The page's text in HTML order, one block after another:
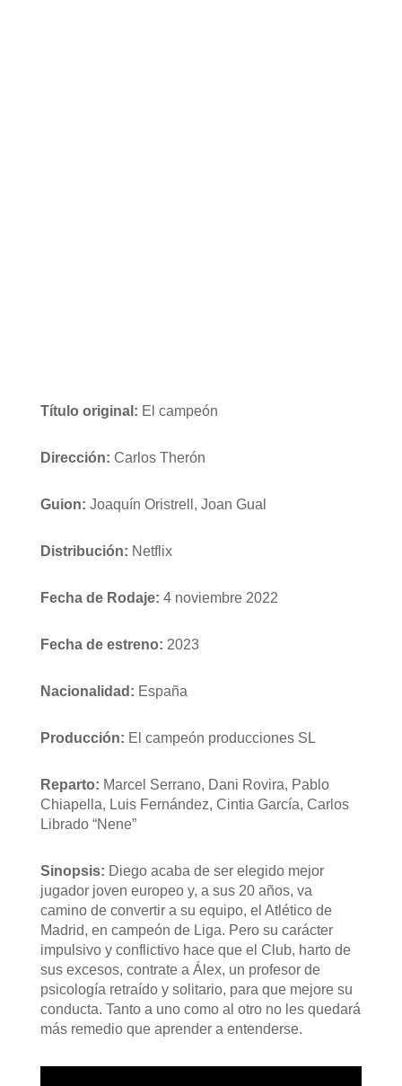
Título original: El campeón
Dirección: Carlos Therón
Guion: Joaquín Oristrell, Joan Gual
Distribución: Netflix
Fecha de Rodaje: 4 noviembre 2022
Fecha de estreno: 2023
Nacionalidad: España
Producción: El campeón producciones SL
Reparto: Marcel Serrano, Dani Rovira, Pablo
Chiapella, Luis Fernández, Cintia García, Carlos
Librado “Nene”
Sinopsis: Diego acaba de ser elegido mejor
jugador joven europeo y, a sus 20 años, va
camino de convertir a su equipo, el Atlético de
Madrid, en campeón de Liga. Pero su carácter
impulsivo y conflictivo hace que el Club, harto de
sus excesos, contrate a Álex, un profesor de
psicología retraído y solitario, para que mejore su
conducta. Tanto a uno como al otro no les quedará
más remedio que aprender a entenderse.